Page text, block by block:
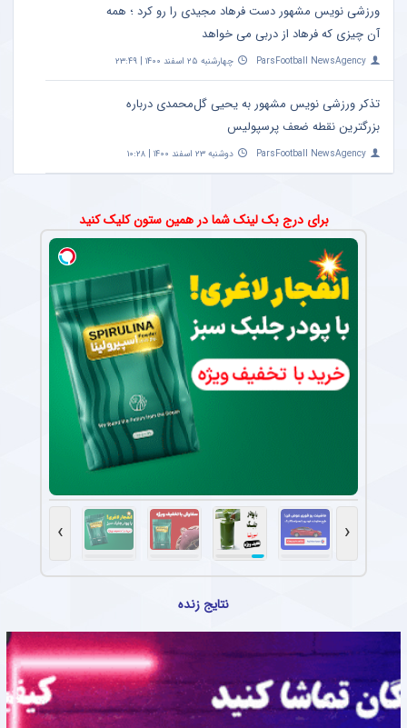
ورزشی نویس مشهور دست فرهاد مجیدی را رو کرد ؛ همه
آن چیزی که فرهاد از دربی می خواهد
ParsFootball NewsAgency چهارشنبه ۲۵ اسفند ۱۴۰۰ | ۲۳:۴۹
تذکر ورزشی نویس مشهور به یحیی گل‌محمدی درباره
بزرگترین نقطه ضعف پرسپولیس
ParsFootball NewsAgency دوشنبه ۲۳ اسفند ۱۴۰۰ | ۱۰:۲۸
برای درج بک لینک شما در همین ستون کلیک کنید
‹
›
نتایج زنده